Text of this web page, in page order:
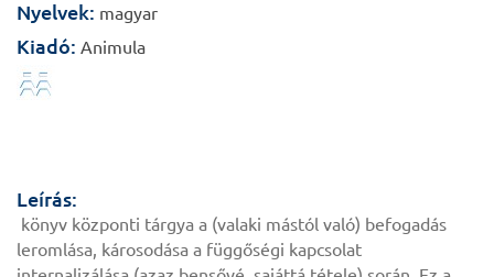
Nyelvek: magyar
Kiadó: Animula
Leírás:
könyv központi tárgya a (valaki mástól való) befogadás
leromlása, károsodása a függőségi kapcsolat